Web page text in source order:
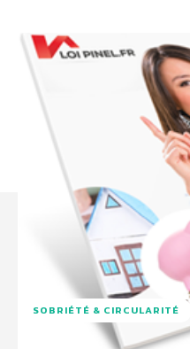
SOBRIÉTÉ & CIRCULARITÉ